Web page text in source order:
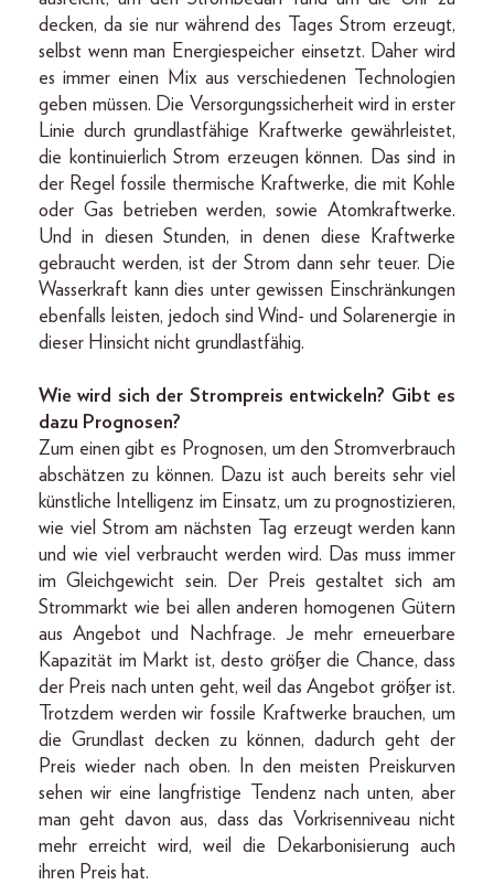
decken, da sie nur während des Tages Strom erzeugt,
selbst wenn man Energiespeicher einsetzt. Daher wird
es immer einen Mix aus verschiedenen Technologien
geben müssen. Die Versorgungssicherheit wird in erster
Linie durch grundlastfähige Kraftwerke gewährleistet,
die kontinuierlich Strom erzeugen können. Das sind in
der Regel fossile thermische Kraftwerke, die mit Kohle
oder Gas betrieben werden, sowie Atomkraftwerke.
Und in diesen Stunden, in denen diese Kraftwerke
gebraucht werden, ist der Strom dann sehr teuer. Die
Wasserkraft kann dies unter gewissen Einschränkungen
ebenfalls leisten, jedoch sind Wind- und Solarenergie in
dieser Hinsicht nicht grundlastfähig.
Wie wird sich der Strompreis entwickeln? Gibt es
dazu Prognosen?
Zum einen gibt es Prognosen, um den Stromverbrauch
abschätzen zu können. Dazu ist auch bereits sehr viel
künstliche Intelligenz im Einsatz, um zu prognostizieren,
wie viel Strom am nächsten Tag erzeugt werden kann
und wie viel verbraucht werden wird. Das muss immer
im Gleichgewicht sein. Der Preis gestaltet sich am
Strommarkt wie bei allen anderen homogenen Gütern
aus Angebot und Nachfrage. Je mehr erneuerbare
Kapazität im Markt ist, desto größer die Chance, dass
der Preis nach unten geht, weil das Angebot größer ist.
Trotzdem werden wir fossile Kraftwerke brauchen, um
die Grundlast decken zu können, dadurch geht der
Preis wieder nach oben. In den meisten Preiskurven
sehen wir eine langfristige Tendenz nach unten, aber
man geht davon aus, dass das Vorkrisenniveau nicht
mehr erreicht wird, weil die Dekarbonisierung auch
ihren Preis hat.